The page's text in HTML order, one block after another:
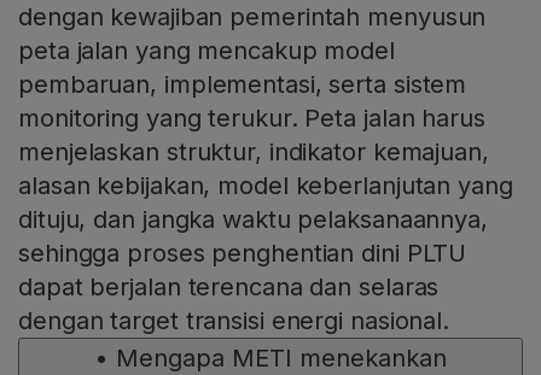
dengan kewajiban pemerintah menyusun
peta jalan yang mencakup model
pembaruan, implementasi, serta sistem
monitoring yang terukur. Peta jalan harus
menjelaskan struktur, indikator kemajuan,
alasan kebijakan, model keberlanjutan yang
dituju, dan jangka waktu pelaksanaannya,
sehingga proses penghentian dini PLTU
dapat berjalan terencana dan selaras
dengan target transisi energi nasional.
• Mengapa METI menekankan